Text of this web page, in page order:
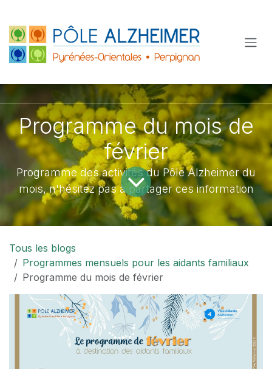
Programme du mois de
février
Programme des activités du Pôle Alzheimer du
mois, n'hésitez pas à partager ces information
Tous les blogs
Programmes mensuels pour les aidants familiaux
Programme du mois de février